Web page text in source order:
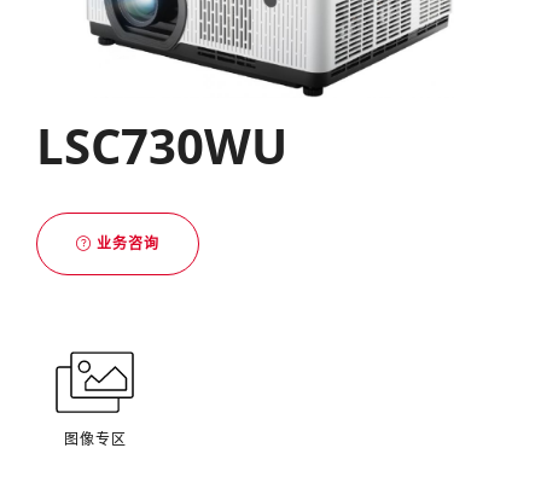
LSC730WU
业务咨询
图像专区